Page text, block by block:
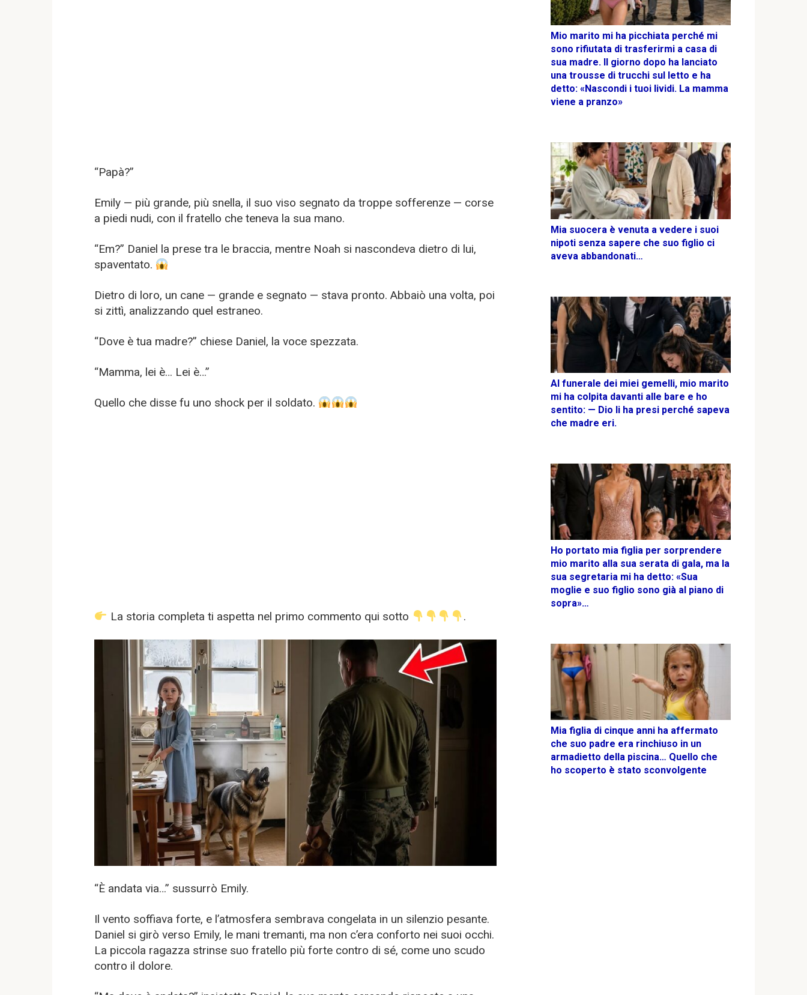
“Papà?”
Emily — più grande, più snella, il suo viso segnato da troppe sofferenze — corse
a piedi nudi, con il fratello che teneva la sua mano.
“Em?” Daniel la prese tra le braccia, mentre Noah si nascondeva dietro di lui,
spaventato.
Dietro di loro, un cane — grande e segnato — stava pronto. Abbaiò una volta, poi
si zittì, analizzando quel estraneo.
“Dove è tua madre?” chiese Daniel, la voce spezzata.
“Mamma, lei è… Lei è…”
Quello che disse fu uno shock per il soldato.
La storia completa ti aspetta nel primo commento qui sotto .
“È andata via…” sussurrò Emily.
Il vento soffiava forte, e l’atmosfera sembrava congelata in un silenzio pesante.
Daniel si girò verso Emily, le mani tremanti, ma non c’era conforto nei suoi occhi.
La piccola ragazza strinse suo fratello più forte contro di sé, come uno scudo
contro il dolore.
Mio marito mi ha picchiata perché mi
sono rifiutata di trasferirmi a casa di
sua madre. Il giorno dopo ha lanciato
una trousse di trucchi sul letto e ha
detto: «Nascondi i tuoi lividi. La mamma
viene a pranzo»
Mia suocera è venuta a vedere i suoi
nipoti senza sapere che suo figlio ci
aveva abbandonati…
Al funerale dei miei gemelli, mio marito
mi ha colpita davanti alle bare e ho
sentito: — Dio li ha presi perché sapeva
che madre eri.
Ho portato mia figlia per sorprendere
mio marito alla sua serata di gala, ma la
sua segretaria mi ha detto: «Sua
moglie e suo figlio sono già al piano di
sopra»…
Mia figlia di cinque anni ha affermato
che suo padre era rinchiuso in un
armadietto della piscina… Quello che
ho scoperto è stato sconvolgente